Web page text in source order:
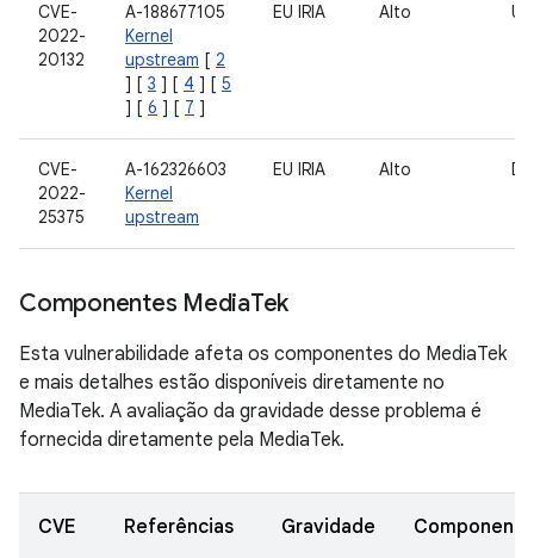
CVE-
2022-
20132
A-188677105
Kernel
upstream [ 2
] [ 3 ] [ 4 ] [ 5
] [ 6 ] [ 7 ]
EU IRIA Alto
CVE-
2022-
25375
A-162326603
Kernel
upstream
EU IRIA Alto
Componentes MediaTek
Esta vulnerabilidade afeta os componentes do MediaTek
e mais detalhes estão disponíveis diretamente no
MediaTek. A avaliação da gravidade desse problema é
fornecida diretamente pela MediaTek.
CVE Referências Gravidade Componente